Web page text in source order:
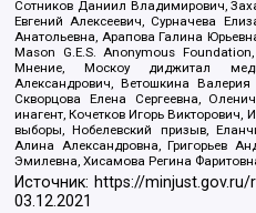
Сотников Даниил Владимирович,
Евгений Алексеевич, Сурначева
Анатольевна, Арапова Галина
Mason G.E.S. Anonymous
Мнение, Москоу диджитал
Александрович, Ветошкина
Скворцова Елена Сергеевна,
инагент, Кочетков Игорь Викторович,
выборы, Нобелевский призыв,
Алина Александровна, Григорьев
Эмилевна, Хисамова Регина
Источник:https://
03.12.2021